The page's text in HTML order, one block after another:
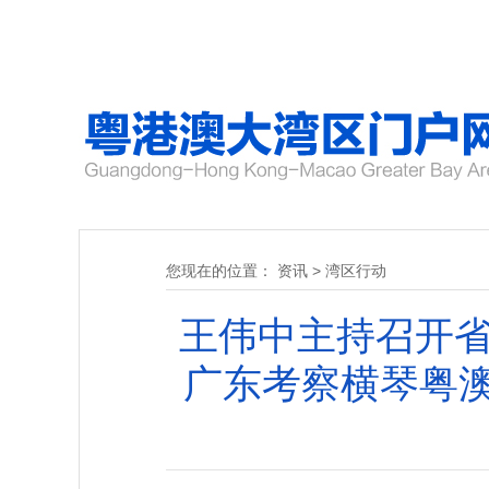
您现在的位置： 资讯 > 湾区行动
王伟中主持召开
广东考察横琴粤